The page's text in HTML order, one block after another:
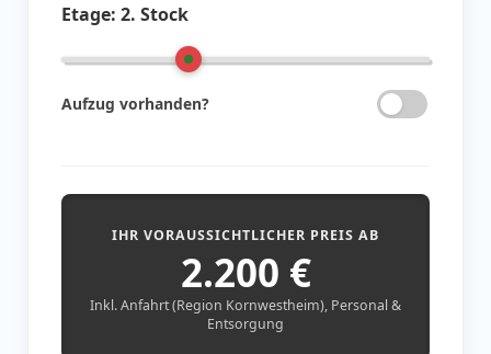
Etage: 2. Stock
Aufzug vorhanden?
IHR VORAUSSICHTLICHER PREIS AB
2.200 €
Inkl. Anfahrt (Region Kornwestheim), Personal &
Entsorgung